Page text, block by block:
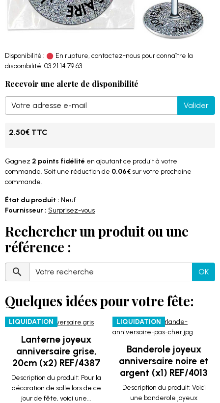
Disponibilité :
En rupture, contactez-nous pour connaître la
disponibilité: 03.21.14.79.63
Recevoir une alerte de disponibilité
Valider
2.50€ TTC
Gagnez 2 points fidélité en ajoutant ce produit à votre
commande. Soit une réduction de 0.06€ sur votre prochaine
commande.
État du produit : Neuf
Fournisseur : Surprisez-vous
Rechercher un produit ou une
référence :
OK
Quelques idées pour votre fête:
LIQUIDATION
Lanterne joyeux
anniversaire grise,
20cm (x2) REF/4387
Description du produit: Pour la
décoration de salle lors de ce
jour de fête, voici une...
LIQUIDATION
Banderole joyeux
anniversaire noire et
argent (x1) REF/4013
Description du produit: Voici
une banderole joyeux